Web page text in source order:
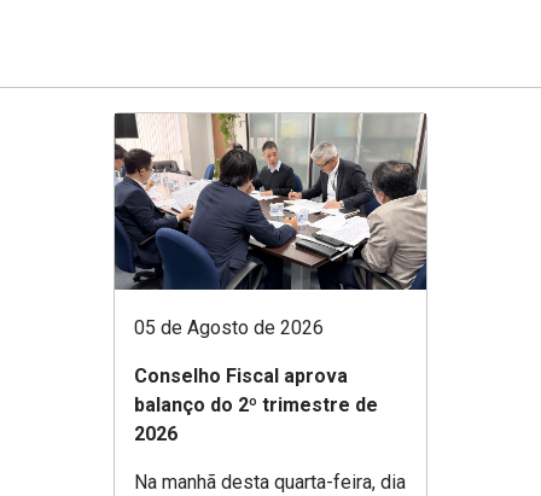
05 de Agosto de 2026
Conselho Fiscal aprova
balanço do 2º trimestre de
2026
Na manhã desta quarta-feira, dia